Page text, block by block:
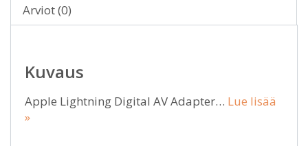
Arviot (0)
Kuvaus
Apple Lightning Digital AV Adapter… Lue lisää
»